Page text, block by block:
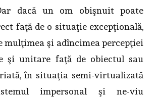
dacă un om obişnuit poate
faţă de o situaţie excepţională,
mulţimea şi adîncimea percepţiei
şi unitare faţă de obiectul sau
în situaţia semi-virtualizată
impersonal şi ne-viu